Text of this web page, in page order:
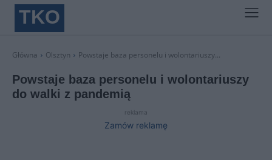
TKO
Główna Olsztyn Powstaje baza personelu i wolontariuszy...
Powstaje baza personelu i wolontariuszy
do walki z pandemią
reklama
Zamów reklamę